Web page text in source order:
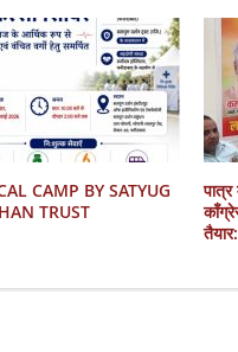
CAMP BY SATYUG
TRUST